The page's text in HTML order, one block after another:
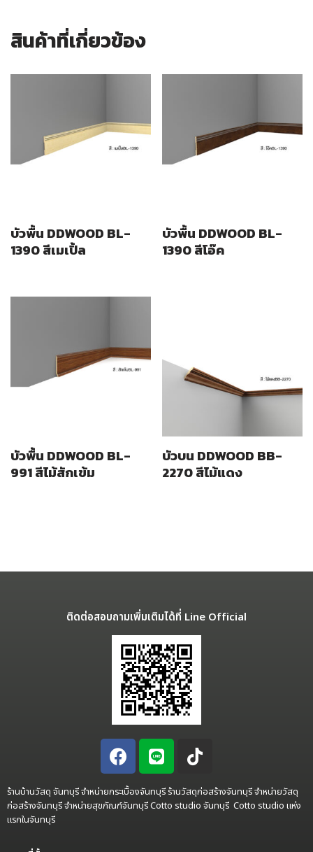
สินค้าที่เกี่ยวข้อง
บัวพื้น DDWOOD BL-
1390 สีเมเปิ้ล
บัวพื้น DDWOOD BL-
1390 สีโอ๊ค
บัวพื้น DDWOOD BL-
991 สีไม้สักเข้ม
บัวบน DDWOOD BB-
2270 สีไม้แดง
ติดต่อสอบถามเพิ่มเติมได้ที่ Line Official
ร้านบ้านวัสดุ จันทบุรี จำหน่ายกระเบื้องจันทบุรี ร้านวัสดุก่อสร้างจันทบุรี จำหน่ายวัสดุ
ก่อสร้างจันทบุรี จำหน่ายสุขภัณฑ์จันทบุรี Cotto studio จันทบุรี Cotto studio แห่ง
แรกในจันทบุรี